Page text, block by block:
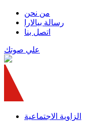
من نحن
رسالة بيالارا
اتصل بنا
علي صوتك
الزاوية الاجتماعية